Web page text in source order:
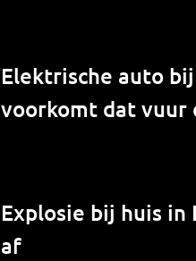
Elektrische auto
voorkomt dat vuur
Explosie bij huis
af